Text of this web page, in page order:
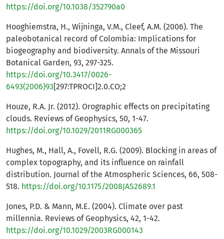
https://doi.org/10.1038/352790a0
Hooghiemstra, H., Wijninga, V.M., Cleef, A.M. (2006). The
paleobotanical record of Colombia: Implications for
biogeography and biodiversity. Annals of the Missouri
Botanical Garden, 93, 297-325.
https://doi.org/10.3417/0026-
6493(2006)93[297:TPROCI]2.0.CO;2
Houze, R.A. Jr. (2012). Orographic effects on precipitating
clouds. Reviews of Geophysics, 50, 1-47.
https://doi.org/10.1029/2011RG000365
Hughes, M., Hall, A., Fovell, R.G. (2009). Blocking in areas of
complex topography, and its influence on rainfall
distribution. Journal of the Atmospheric Sciences, 66, 508-
518. https://doi.org/10.1175/2008JAS2689.1
Jones, P.D. & Mann, M.E. (2004). Climate over past
millennia. Reviews of Geophysics, 42, 1-42.
https://doi.org/10.1029/2003RG000143